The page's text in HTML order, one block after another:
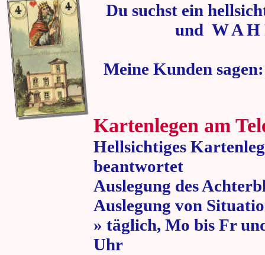
Du suchst ein
und W A H
Meine Kunden
Kartenlegen am
Hellsichtiges
beantwortet
Auslegung des
Auslegung von
» täglich, Mo bis Fr
Uhr » 80